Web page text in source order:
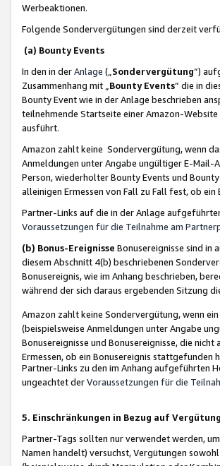
Werbeaktionen.
Folgende Sondervergütungen sind derzeit
(a) Bounty Events
In den in derAnlage („ Sondervergütung“)
Zusammenhang mit „ Bounty Events“ die in
Bounty Event wie in der Anlage beschrieben
teilnehmende Startseite einer Amazon-
ausführt.
Amazon zahlt keine Sondervergütung, wenn
Anmeldungen unter Angabe ungültiger E-Mail-
Person, wiederholter Bounty Events und
alleinigen Ermessen von Fall zu Fall fest, ob
Partner-Links auf die in der Anlage
Voraussetzungen für die Teilnahme am
(b) Bonus-Ereignisse Bonusereignisse sind in
diesem Abschnitt 4(b) beschriebenen
Bonusereignis, wie im Anhang beschrieben,
während der sich daraus ergebenden Sitzung
Amazon zahlt keine Sondervergütung, wenn
(beispielsweise Anmeldungen unter Angabe
Bonusereignisse und Bonusereignisse, die
Ermessen, ob ein Bonusereignis
Partner-Links zu den im Anhang aufgeführten
ungeachtet derVoraussetzungen für die
5. Einschränkungen in Bezug auf
Partner-Tags sollten nur verwendet werden,
Namen handelt) versuchst, Vergütungen